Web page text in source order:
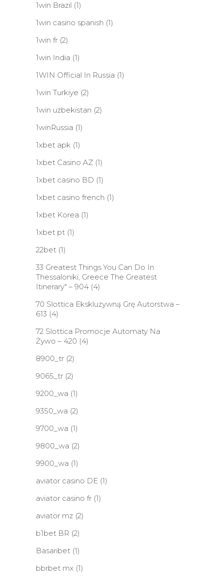
1win Brazil (1)
1win casino spanish (1)
1win fr (2)
1win India (1)
1WIN Official In Russia (1)
1win Turkiye (2)
1win uzbekistan (2)
1winRussia (1)
1xbet apk (1)
1xbet Casino AZ (1)
1xbet casino BD (1)
1xbet casino french (1)
1xbet Korea (1)
1xbet pt (1)
22bet (1)
33 Greatest Things You Can Do In
Thessaloniki, Greece The Greatest
Itinerary" – 904 (4)
70 Slottica Ekskluzywną Grę Autorstwa –
613 (4)
72 Slottica Promocje Automaty Na
Żywo – 420 (4)
8900_tr (2)
9065_tr (2)
9200_wa (1)
9350_wa (2)
9700_wa (1)
9800_wa (2)
9900_wa (1)
aviator casino DE (1)
aviator casino fr (1)
aviator mz (2)
b1bet BR (2)
Basaribet (1)
bbrbet mx (1)